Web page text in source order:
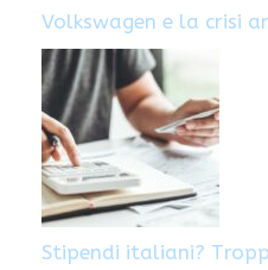
Volkswagen e la crisi
Stipendi italiani?